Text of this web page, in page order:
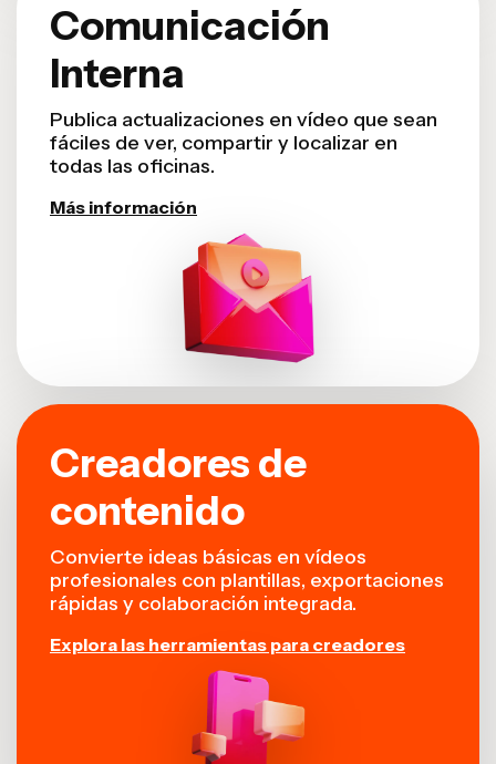
Comunicación
Interna
Publica actualizaciones en vídeo que sean
fáciles de ver, compartir y localizar en
todas las oficinas.
Más información
Creadores de
contenido
Convierte ideas básicas en vídeos
profesionales con plantillas, exportaciones
rápidas y colaboración integrada.
Explora las herramientas para creadores